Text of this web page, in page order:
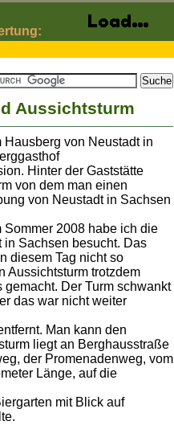
Aussichtsturm
von Neustadt in
Hinter der Gaststätte
von dem man einen
von Neustadt in Sachsen
2008 habe ich die
Sachsen besucht. Das
diesem Tag nicht so
Aussichtsturm trotzdem
Der Turm schwankt
das war nicht weiter
Man kann den
liegt an Berghausstraße
der Promenadenweg, vom
Länge, auf die
mit Blick auf